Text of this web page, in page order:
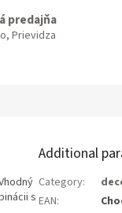
predajňa
Prievidza
s
Additional
Category:
EAN: